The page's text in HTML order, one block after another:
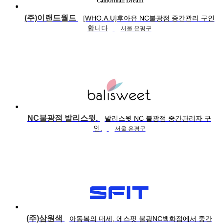
(주)이랜드월드
[WHO.A.U]후아유 NC불광점 중간관리 구인
합니다
서울 은평구
NC불광점 발리스윗.
발리스윗 NC 불광점 중간관리자 구
인.
서울 은평구
(주)삼원색
아동복의 대세, 에스핏 불광NC백화점에서 중간